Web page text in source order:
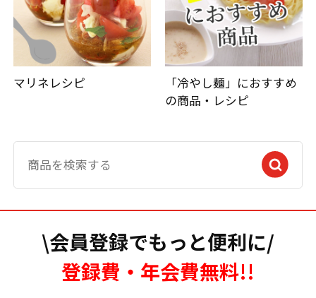
マリネレシピ
「冷やし麺」におすすめ
の商品・レシピ
\会員登録でもっと便利に/
登録費・年会費無料!!